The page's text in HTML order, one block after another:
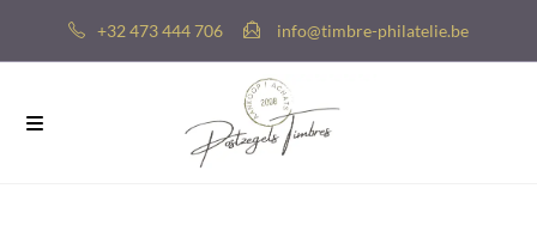
+32 473 444 706 info@timbre-philatelie.be